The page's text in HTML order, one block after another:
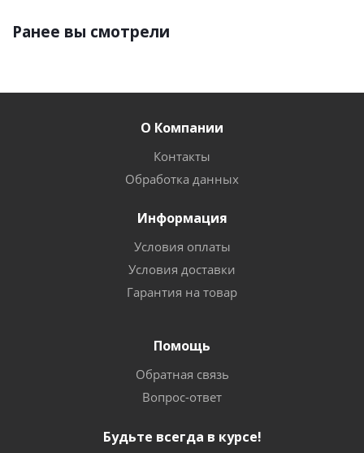
Ранее вы смотрели
О Компании
Контакты
Обработка данных
Информация
Условия оплаты
Условия доставки
Гарантия на товар
Помощь
Обратная связь
Вопрос-ответ
Будьте всегда в курсе!